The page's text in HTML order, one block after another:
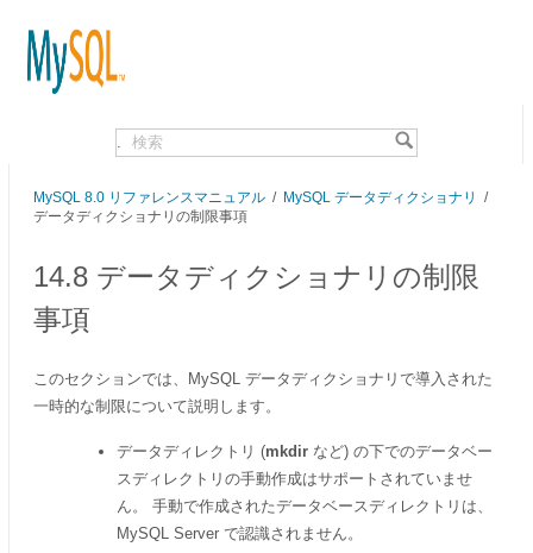
MySQL 8.0 リファレンスマニュアル / MySQL データディクショナリ
/
データディクショナリの制限事項
14.8 データディクショナリの制限
事項
このセクションでは、MySQL データディクショナリで導入された
一時的な制限について説明します。
データディレクトリ (mkdir など) の下でのデータベー
スディレクトリの手動作成はサポートされていませ
ん。 手動で作成されたデータベースディレクトリは、
MySQL Server で認識されません。